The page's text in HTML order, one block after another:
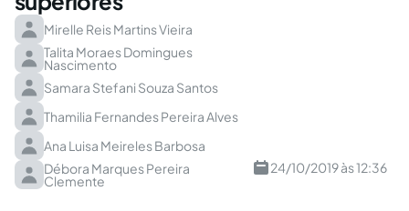
Mirelle Reis Martins Vieira
Talita Moraes Domingues
Nascimento
Samara Stefani Souza Santos
Thamilia Fernandes Pereira Alves
Ana Luisa Meireles Barbosa
Débora Marques Pereira
Clemente
24/10/2019 às 12:36